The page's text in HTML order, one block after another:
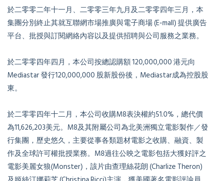
於二零零二年十一月、二零零三年九月及二零零四年三月，本
集團分別終止其就互聯網市場推廣與電子商場 (E-mall) 提供廣告
平台、批授與訂閱網絡內容以及提供招聘與公司服務之業務。
於二零零四年四月，本公司按總認購額 120,000,000 港元向
Mediastar 發行120,000,000 股新股份後，Mediastar成為控股股
東。
於二零零四年十二月，本公司收購M8表決權約51.0%，總代價
為11,626,203美元。M8及其附屬公司為北美洲獨立電影製作／發
行集團，歷史悠久，主要從事各類題材電影之收購、融資、製
作及全球許可權批授業務。M8過往公映之電影包括大獲好評之
電影美麗女狼(Monster)，該片由查理絲花朗 (Charlize Theron)